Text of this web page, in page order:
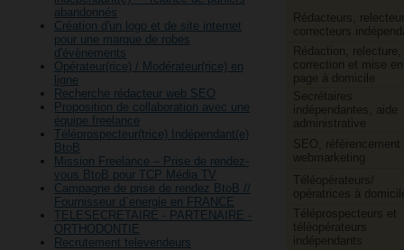
Rédacteurs,
correcteurs
Rédaction, relecture,
correction et mise en
page à domicile
Secrétaires
indépendantes, aide
administrative
SEO, référencement
webmarketing
Téléopérateurs/​
opératrices à
Téléprospecteurs et
téléopérateurs
indépendants
abandonnés
Création d'un logo et de site internet
pour une marque de robes
d'évènements
Opérateur(rice) / Modérateur(rice) en
ligne
Recherche rédacteur web SEO
Proposition de collaboration avec une
équipe freelance
Téléprospecteur(trice) Indépendant(e)
BtoB
Mission Freelance – Prise de rendez-
vous BtoB pour TCP Média TV
Campagne de prise de rendez BtoB //
Fournisseur d´energie en FRANCE
TELESECRETAIRE - PARTENAIRE -
ORTHODONTIE
Recrutement televendeurs